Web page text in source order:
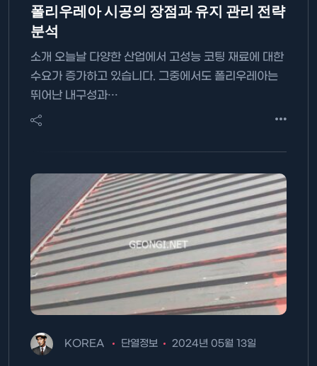
폴리우레아 시공의 장점과 유지 관리 전략
분석
소개 오늘날 다양한 산업에서 고성능 코팅 재료에 대한
수요가 증가하고 있습니다. 그중에서도 폴리우레아는
뛰어난 내구성과…
KOREA 단열정보 2024년 05월 13일